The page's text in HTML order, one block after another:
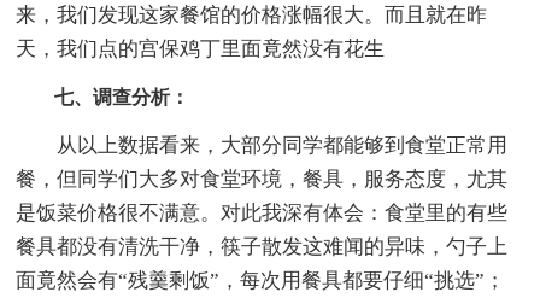
来，我们发现这家餐馆的价格涨幅很大。而且就在昨
天，我们点的宫保鸡丁里面竟然没有花生
七、调查分析：
从以上数据看来，大部分同学都能够到食堂正常用
餐，但同学们大多对食堂环境，餐具，服务态度，尤其
是饭菜价格很不满意。对此我深有体会：食堂里的有些
餐具都没有清洗干净，筷子散发这难闻的异味，勺子上
面竟然会有“残羹剩饭”，每次用餐具都要仔细“挑选”；